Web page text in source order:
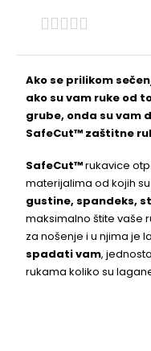

Ako se prilikom
ako su vam ruke od
grube, onda su vam
SafeCut™ zaštitne
SafeCut™rukavice
materijalima od kojih
gustine, spandeks,
maksimalno štite vaše
za nošenje i u njima je
spadati vam,
rukama koliko su